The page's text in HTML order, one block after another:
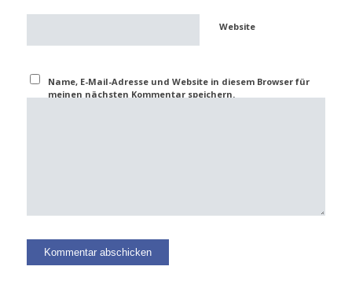
Website
Name, E-Mail-Adresse und Website in diesem Browser für
meinen nächsten Kommentar speichern.